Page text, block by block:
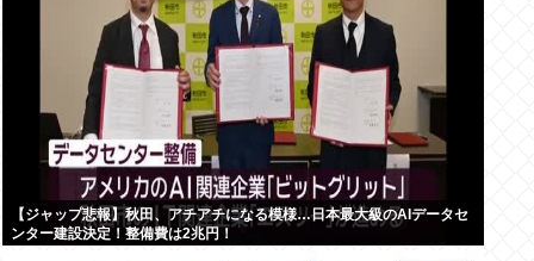
【ジャップ悲報】秋田、アチアチになる模様…日本最大級のAIデータセ
ンター建設決定！整備費は2兆円！